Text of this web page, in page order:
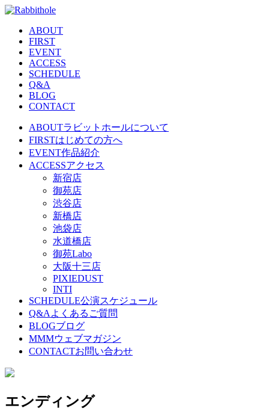
ABOUT
FIRST
EVENT
ACCESS
SCHEDULE
Q&A
BLOG
CONTACT
ABOUTラビットホールについて
FIRSTはじめての方へ
EVENT作品紹介
ACCESSアクセス
新宿店
御苑店
渋谷店
新橋店
池袋店
水道橋店
御苑Labo
大阪十三店
PIXIEDUST
INTI
SCHEDULE公演スケジュール
Q&A よくあるご質問
BLOGブログ
MMMウェブマガジン
CONTACTお問い合わせ
エンディング